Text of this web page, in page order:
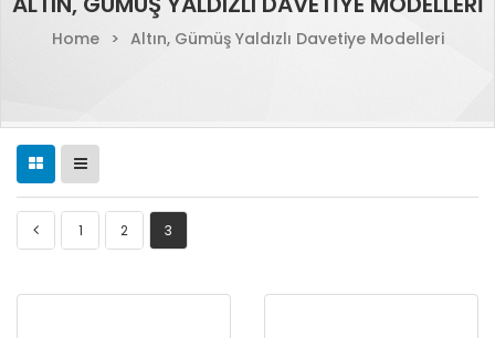
Home > Altın, Gümüş Yaldızlı Davetiye Modelleri
1 2 3